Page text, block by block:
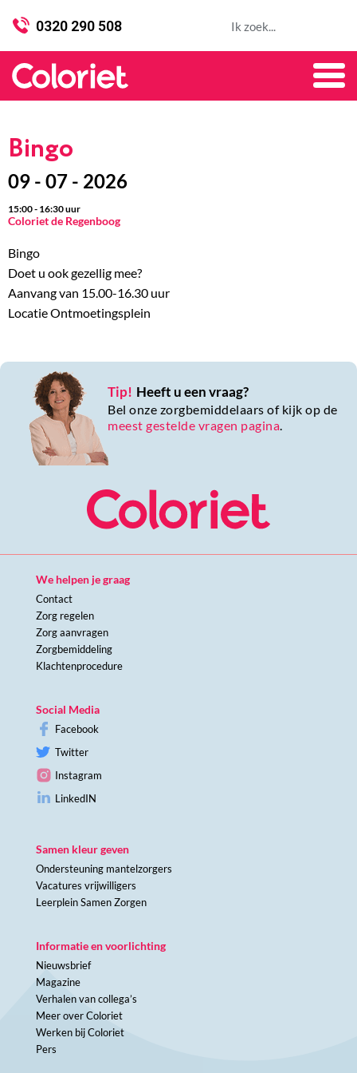
0320 290 508
Bingo
09 - 07 - 2026
15:00- 16:30uur
Coloriet de Regenboog
Bingo
Doet u ook gezellig mee?
Aanvang van 15.00-16.30 uur
Locatie Ontmoetingsplein
Tip! Heeft u een vraag?
Bel onze zorgbemiddelaars of kijk op de
meest gestelde vragen pagina.
We helpen je graag
Contact
Zorg regelen
Zorg aanvragen
Zorgbemiddeling
Klachtenprocedure
Social Media
Facebook
Twitter
Instagram
LinkedIN
Samen kleur geven
Ondersteuning mantelzorgers
Vacatures vrijwilligers
Leerplein Samen Zorgen
Informatie en voorlichting
Nieuwsbrief
Magazine
Verhalen van collega’s
Meer over Coloriet
Werken bij Coloriet
Pers